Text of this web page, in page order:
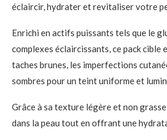
éclaircir, hydrater et revitaliser votre
Enrichi en actifs puissants tels que le
complexes éclaircissants, ce pack cible
taches brunes, les imperfections
sombres pour un teint uniforme et
Grâce à sa texture légère et non
dans la peau tout en offrant une